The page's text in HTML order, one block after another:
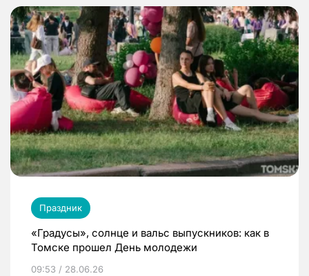
Праздник
«Градусы», солнце и вальс выпускников: как в
Томске прошел День молодежи
09:53 / 28.06.26